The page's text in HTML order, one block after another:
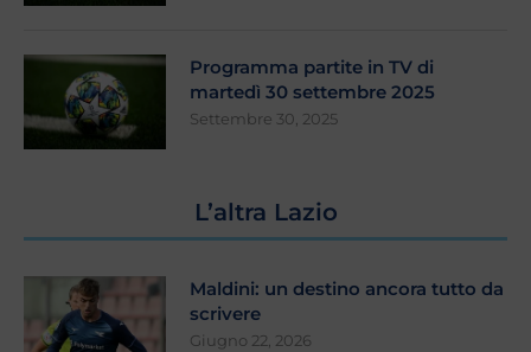
Programma partite in TV di
martedì 30 settembre 2025
Settembre 30, 2025
L’altra Lazio
Maldini: un destino ancora tutto da
scrivere
Giugno 22, 2026